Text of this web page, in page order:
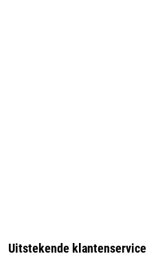
Uitstekende klantenservice